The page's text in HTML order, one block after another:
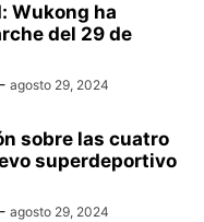
Wukong ha
del 29 de
- agosto 29, 2024
sobre las cuatro
superdeportivo
- agosto 29, 2024